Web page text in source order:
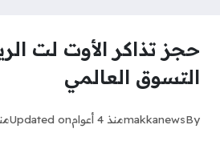
حجز تذاكر الأوت لت
التسوق العالمي
By
makkanewsمنذ 4 أعوام Updated onمنذ